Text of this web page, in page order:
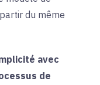
du même
avec
de